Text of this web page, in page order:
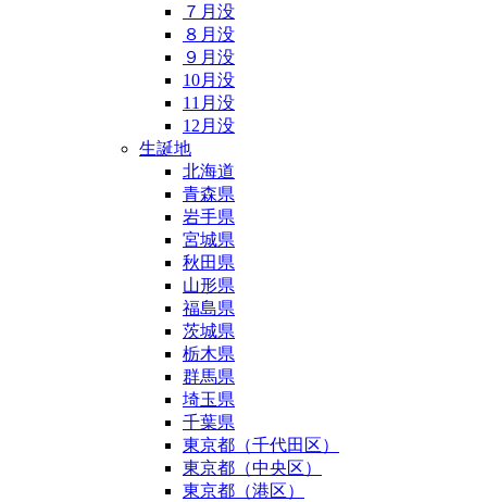
７月没
８月没
９月没
10月没
11月没
12月没
生誕地
北海道
青森県
岩手県
宮城県
秋田県
山形県
福島県
茨城県
栃木県
群馬県
埼玉県
千葉県
東京都（千代田区）
東京都（中央区）
東京都（港区）